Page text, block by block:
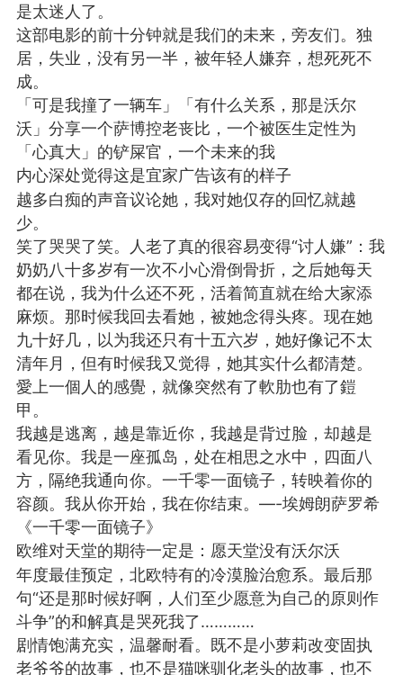
（内有9元福袋）Taobao
请搜店名：SADBOY 或者
点击此条微博内 橱窗链接?
ref=home微信下单 搜小程
序： 绝世宝藏 抖音下单
搜：悲伤男孩 在账号橱窗
内可购
悲伤男孩 3
天猫：
超便宜大
！！?小王子官
在天猫 或 淘宝
【PrinceBlog
可购买！官方
王子出版社 也
直接打开淘宝购
3062369367/LxSaV2dqT?
5
不愧是贝爷。。。。
国王 0
外网疯传的UFO
国王 0
FuckingYoung！BOY集
Steve Rogers’ Outtakes
是太迷人了。
这部电影的前十分钟就是我们的未来，旁友们。独
居，失业，没有另一半，被年轻人嫌弃，想死死不
成。
「可是我撞了一辆车」「有什么关系，那是沃尔
沃」分享一个萨博控老丧比，一个被医生定性为
「心真大」的铲屎官，一个未来的我
内心深处觉得这是宜家广告该有的样子
越多白痴的声音议论她，我对她仅存的回忆就越
少。
笑了哭哭了笑。人老了真的很容易变得“讨人嫌”：我
奶奶八十多岁有一次不小心滑倒骨折，之后她每天
都在说，我为什么还不死，活着简直就在给大家添
麻烦。那时候我回去看她，被她念得头疼。现在她
九十好几，以为我还只有十五六岁，她好像记不太
清年月，但有时候我又觉得，她其实什么都清楚。
愛上一個人的感覺，就像突然有了軟肋也有了鎧
甲。
我越是逃离，越是靠近你，我越是背过脸，却越是
看见你。我是一座孤岛，处在相思之水中，四面八
方，隔绝我通向你。一千零一面镜子，转映着你的
容颜。我从你开始，我在你结束。—-埃姆朗萨罗希
《一千零一面镜子》
欧维对天堂的期待一定是：愿天堂没有沃尔沃
年度最佳预定，北欧特有的冷漠脸治愈系。最后那
句“还是那时候好啊，人们至少愿意为自己的原则作
斗争”的和解真是哭死我了…………
剧情饱满充实，温馨耐看。既不是小萝莉改变固执
老爷爷的故事，也不是猫咪驯化老头的故事，也不